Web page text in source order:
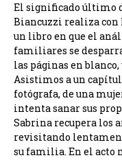
El significado último
Biancuzzi realiza con
un libro en que el
familiares se
las páginas en
Asistimos a un
fotógrafa, de una
intenta sanar sus
Sabrina recupera los
revisitando
su familia. En el acto